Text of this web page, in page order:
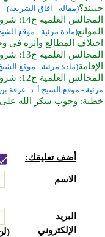
حينئذ؟(مقالة - آفاق الشريعة)
الموانع(مادة مرئية - موقع
اختلاف المطالع وأثره في
الإقامة(مادة مرئية - موقع
المجالس العلمية ح12: شروط وجوب الصيام الشرط الرابع القدرة
مرئية - موقع الشيخ أ. د. عرفة
خطبة: وجوب شكر الله على
أضف تعليقك:
الاسم
البريد
الإلكتروني